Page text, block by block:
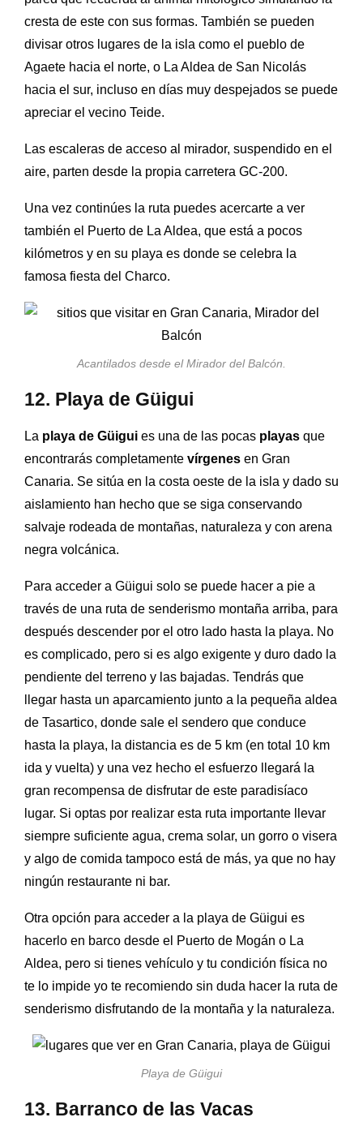
cresta de este con sus formas. También se pueden
divisar otros lugares de la isla como el pueblo de
Agaete hacia el norte, o La Aldea de San Nicolás
hacia el sur, incluso en días muy despejados se puede
apreciar el vecino Teide.
Las escaleras de acceso al mirador, suspendido en el
aire, parten desde la propia carretera GC-200.
Una vez continúes la ruta puedes acercarte a ver
también el Puerto de La Aldea, que está a pocos
kilómetros y en su playa es donde se celebra la
famosa fiesta del Charco.
Acantilados desde el Mirador del Balcón.
12. Playa de Güigui
La playa de Güigui es una de las pocas playas que
encontrarás completamente vírgenes en Gran
Canaria. Se sitúa en la costa oeste de la isla y dado su
aislamiento han hecho que se siga conservando
salvaje rodeada de montañas, naturaleza y con arena
negra volcánica.
Para acceder a Güigui solo se puede hacer a pie a
través de una ruta de senderismo montaña arriba, para
después descender por el otro lado hasta la playa. No
es complicado, pero si es algo exigente y duro dado la
pendiente del terreno y las bajadas. Tendrás que
llegar hasta un aparcamiento junto a la pequeña aldea
de Tasartico, donde sale el sendero que conduce
hasta la playa, la distancia es de 5 km (en total 10 km
ida y vuelta) y una vez hecho el esfuerzo llegará la
gran recompensa de disfrutar de este paradisíaco
lugar. Si optas por realizar esta ruta importante llevar
siempre suficiente agua, crema solar, un gorro o visera
y algo de comida tampoco está de más, ya que no hay
ningún restaurante ni bar.
Otra opción para acceder a la playa de Güigui es
hacerlo en barco desde el Puerto de Mogán o La
Aldea, pero si tienes vehículo y tu condición física no
te lo impide yo te recomiendo sin duda hacer la ruta de
senderismo disfrutando de la montaña y la naturaleza.
Playa de Güigui
13. Barranco de las Vacas